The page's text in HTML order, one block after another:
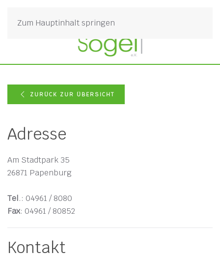
Zum Hauptinhalt springen
ZURÜCK ZUR ÜBERSICHT
Adresse
Am Stadtpark 35
26871 Papenburg
Tel.: 04961 / 8080
Fax: 04961 / 80852
Kontakt